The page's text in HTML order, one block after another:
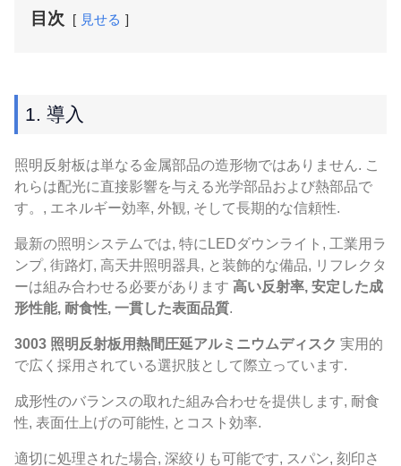
目次 見せる
1. 導入
照明反射板は単なる金属部品の造形物ではありません. こ
れらは配光に直接影響を与える光学部品および熱部品で
す。, エネルギー効率, 外観, そして長期的な信頼性.
最新の照明システムでは, 特にLEDダウンライト, 工業用ラ
ンプ, 街路灯, 高天井照明器具, と装飾的な備品, リフレクタ
ーは組み合わせる必要があります 高い反射率, 安定した成
形性能, 耐食性, 一貫した表面品質.
3003 照明反射板用熱間圧延アルミニウムディスク 実用的
で広く採用されている選択肢として際立っています.
成形性のバランスの取れた組み合わせを提供します, 耐食
性, 表面仕上げの可能性, とコスト効率.
適切に処理された場合, 深絞りも可能です, スパン, 刻印さ